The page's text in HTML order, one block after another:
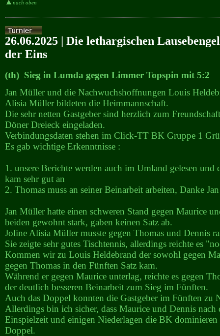
nach oben
26.06.2025 | Die lethargischen
der Eins
(th) Sieg in Lumda gegen Limmer Topspin mit 5:2
Jan Müller und die Nachwuchshoffnungen Louis
Alisia Müller bildeten die Heimmannschaft.
Die sehr netten Gastgeber sind herzlich zum
Döner Dreieck eingeladen.
Verbindungsdaten stehen im Click-TT BK Gruppe 1
Es gab wichtige Erkenntnisse :
1. unsere Berichte werden auch im Umland gelesen und
kam sehr gut an
2. Thomas muss an seiner Beinarbeit arbeiten, Danke
Jan Müller hatte einen schweren Stand gegen Maurice
beiden gewohnt stark, gaben keinen Satz ab.
Joline Alisia Müller musste gegen Thomas und Dennis
Sie zeigte sehr gutes Tischtennis, allerdings reichte es
Kommen wir zu Louis Heldebrand der sowohl gegen
gegen Thomas in den Fünften Satz kam.
Während er gegen Maurice unterlag, reichte es gegen
der deutlich besseren Beinarbeit zum Sieg im Fünften.
Auch das Doppel konnten die Gastgeber im Fünften zu
Allerdings bin ich sicher, dass Maurice und Dennis nach
Einspielzeit und einigen Niederlagen die BK
Doppel.